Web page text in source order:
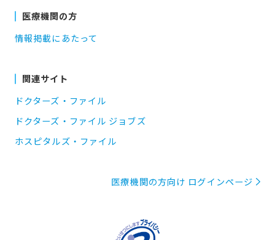
医療機関の方
情報掲載にあたって
関連サイト
ドクターズ・ファイル
ドクターズ・ファイル ジョブズ
ホスピタルズ・ファイル
医療機関の方向け ログインページ